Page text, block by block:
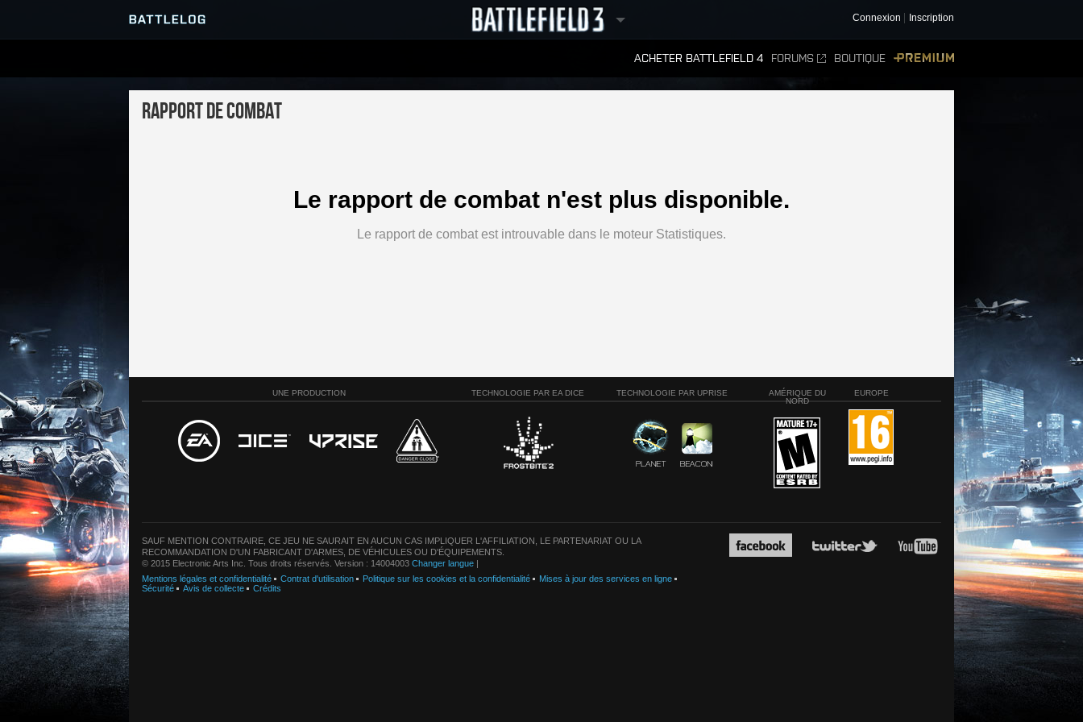
Connexion Inscription
ACHETER BATTLEFIELD 4 FORUMS BOUTIQUE
SERVEURS
Rapport de combat
Le rapport de combat n'est plus disponible.
Le rapport de combat est introuvable dans le moteur Statistiques.
UNE PRODUCTION TECHNOLOGIE PAR EA DICE TECHNOLOGIE PAR UPRISE
AMÉRIQUE DU
NORD
EUROPE
SAUF MENTION CONTRAIRE, CE JEU NE SAURAIT EN AUCUN CAS IMPLIQUER L'AFFILIATION, LE PARTENARIAT OU LA
RECOMMANDATION D'UN FABRICANT D'ARMES, DE VÉHICULES OU D'ÉQUIPEMENTS.
© 2015 Electronic Arts Inc. Tous droits réservés. Version : 14004003 Changer langue |
Mentions légales et confidentialité
Contrat d'utilisation Politique sur les cookies et la confidentialité
Mises à jour des services en ligne
Sécurité
Avis de collecte Crédits